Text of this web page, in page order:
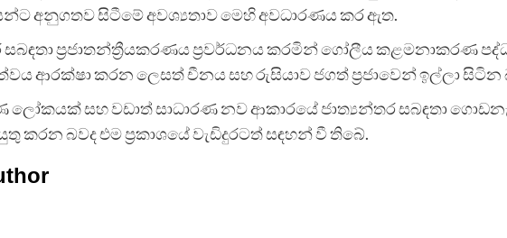
අනුගතව සිටීමේ අවශ්‍යතාව මෙහි අවධාරණය කර ඇත.
ප්‍රජාතන්ත්‍රීයකරණය ප්‍රවර්ධනය කරමින් ගෝලීය කළමනාකරණ
ආරක්ෂා කරන ලෙසත් චීනය සහ රුසියාව ජගත් ප්‍රජාවෙන් ඉල්ලා සිටින
ලෝකයක් සහ වඩාත් සාධාරණ නව ආකාරයේ ජාත්‍යන්තර සබඳතා
කරන බවද එම ප්‍රකාශයේ වැඩිදුරටත් සඳහන් වී තිබේ.